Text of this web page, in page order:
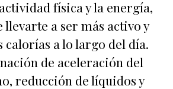
física y la energía,
llevarte a ser más activo y
calorías a lo largo del día.
de aceleración del
reducción de líquidos y